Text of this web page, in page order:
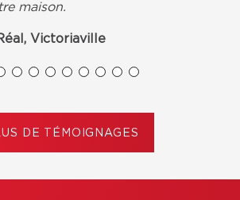
maison.
Victoriaville
DE TÉMOIGNAGES